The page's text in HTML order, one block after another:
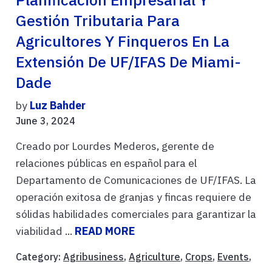
Gestión Tributaria Para
Agricultores Y Finqueros En La
Extensión De UF/IFAS De Miami-
Dade
by Luz Bahder
June 3, 2024
Creado por Lourdes Mederos, gerente de
relaciones públicas en español para el
Departamento de Comunicaciones de UF/IFAS. La
operación exitosa de granjas y fincas requiere de
sólidas habilidades comerciales para garantizar la
viabilidad ... READ MORE
Category: Agribusiness, Agriculture, Crops, Events,